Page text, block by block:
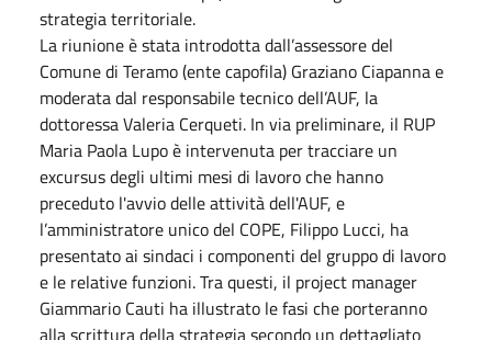
strategia territoriale.
La riunione è stata introdotta dall’assessore del
Comune di Teramo (ente capofila) Graziano Ciapanna e
moderata dal responsabile tecnico dell’AUF, la
dottoressa Valeria Cerqueti. In via preliminare, il RUP
Maria Paola Lupo è intervenuta per tracciare un
excursus degli ultimi mesi di lavoro che hanno
preceduto l'avvio delle attività dell'AUF, e
l’amministratore unico del COPE, Filippo Lucci, ha
presentato ai sindaci i componenti del gruppo di lavoro
e le relative funzioni. Tra questi, il project manager
Giammario Cauti ha illustrato le fasi che porteranno
alla scrittura della strategia secondo un dettagliato